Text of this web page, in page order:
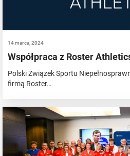
14 marca, 2024
Współpraca z Roster
Polski Związek Sportu
firmą Roster…